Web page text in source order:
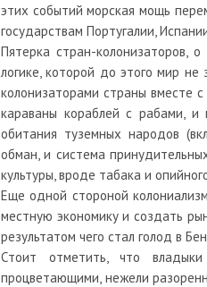
этих событий морская мощь
государствам Португалии,
Пятерка стран-колонизаторов,
логике, которой до этого мир не
колонизаторами страны вместе
караваны кораблей с рабами, и
обитания туземных народов
обман, и система
культуры, вроде табака и
Еще одной стороной
местную экономику и создать
результатом чего стал голод в
Стоит отметить, что
процветающими, нежели